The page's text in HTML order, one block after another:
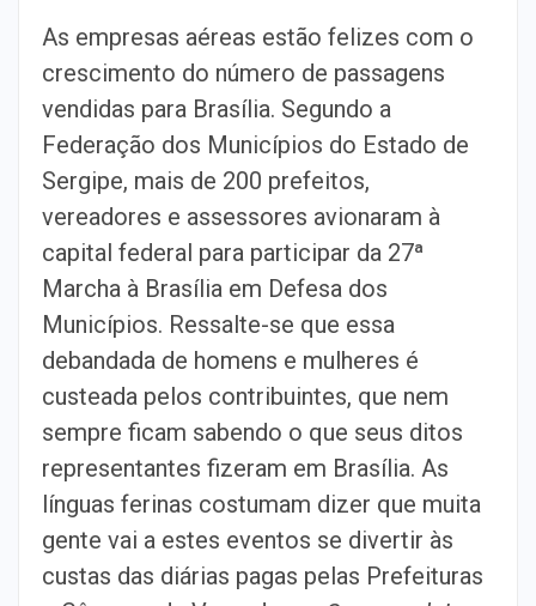
As empresas aéreas estão felizes com o
crescimento do número de passagens
vendidas para Brasília. Segundo a
Federação dos Municípios do Estado de
Sergipe, mais de 200 prefeitos,
vereadores e assessores avionaram à
capital federal para participar da 27ª
Marcha à Brasília em Defesa dos
Municípios. Ressalte-se que essa
debandada de homens e mulheres é
custeada pelos contribuintes, que nem
sempre ficam sabendo o que seus ditos
representantes fizeram em Brasília. As
línguas ferinas costumam dizer que muita
gente vai a estes eventos se divertir às
custas das diárias pagas pelas Prefeituras